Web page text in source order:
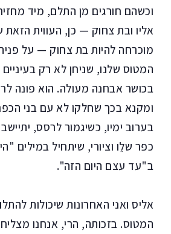
וכשהם חורגים מן התלם, מיד
אליו ובת צחוק — כן, העווית
מוכרחה להיות בת צחוק — על
המטוס שלנו, שניחן לא רק
בכושר אבחנה מעולה. הוא פונה
ומקנא בכך שחלקו לא עם בני
בערוב ימיו, כשיגמור לרסס,
כפר שלֵו וציורי, שיתחיל במילים
ב"עד עצם היום הזה".
אליס ואני האחרונות שיכולות
המטוס. בזכותה, הרי, אנחנו